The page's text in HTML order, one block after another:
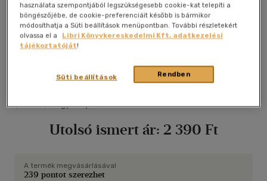
|2006|magyar nyelvű
Utolsó ismert ár: 2 390 Ft
A termék megvásárlásával
239 pontot szerezhet
használata szempontjából legszükségesebb cookie-kat telepíti a
böngészőjébe, de cookie-preferenciáit később is bármikor
módosíthatja a Süti beállítások menüpontban. További részletekért
olvassa el a
Libri Könyvkereskedelmi Kft. adatkezelési
tájékoztatóját!
Rendben
Süti beállítások